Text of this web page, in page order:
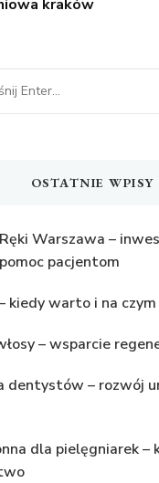
kraków
OSTATNIE WPISY
Warszawa –
pacjentom
kiedy warto i na
– wsparcie
dentystów – rozwój
dla pielęgniarek –